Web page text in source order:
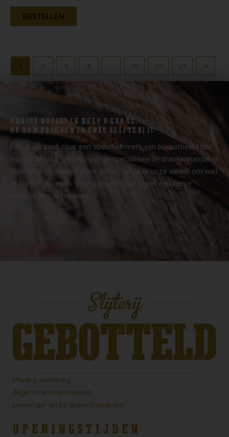
BESTELLEN
1 2 3 4 19 20 21 →
ADVIES NODIG? IK HELP U GRAAG.
OF KOM PROEVEN IN ONZE SLIJTERIJ!
Ben je op zoek naar een specifiek merk van bijvoorbeeld bier,
wijn of Whisky? Wij zijn een gespecialiseerde drankenhandel in
Enschede (Boekelo). Kom gerust langs in onze winkel om wat
te komen proeven. In ons proeflokaal staat een ruime
selectie om te proeven.
Privacy verklaring
Algemene voorwaarden
Leverings- en betaalvoorwaarden
OPENINGSTIJDEN